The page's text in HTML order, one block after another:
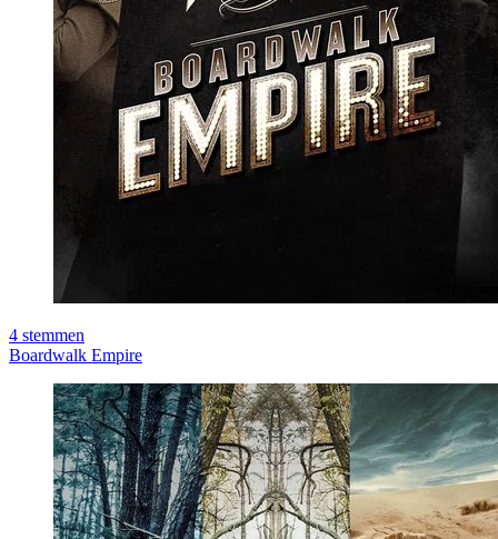
4 stemmen
Boardwalk Empire